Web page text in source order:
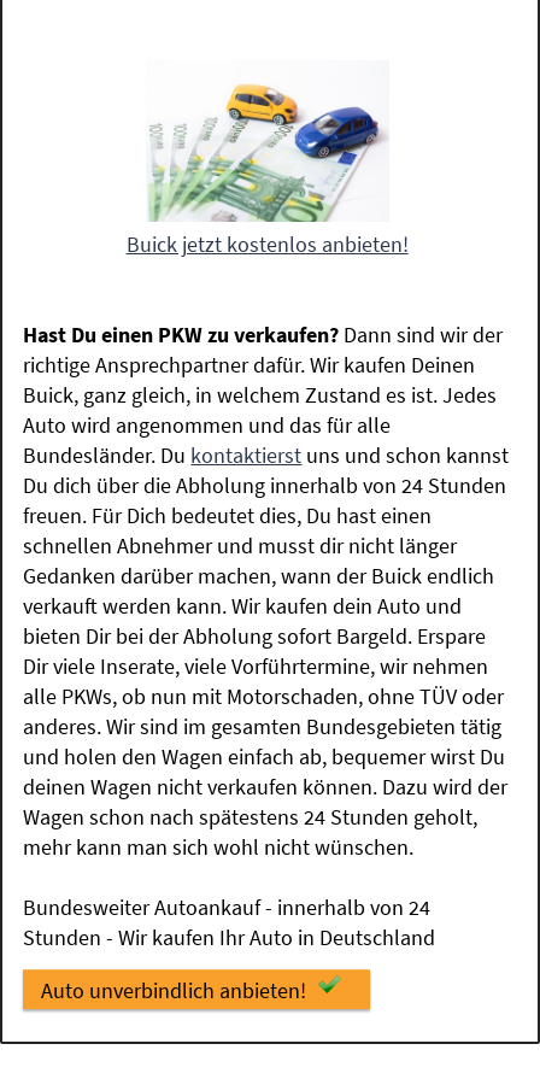
Buick jetzt kostenlos anbieten!
Hast Du einen PKW zu verkaufen? Dann sind wir der
richtige Ansprechpartner dafür. Wir kaufen Deinen
Buick, ganz gleich, in welchem Zustand es ist. Jedes
Auto wird angenommen und das für alle
Bundesländer. Du kontaktierst uns und schon kannst
Du dich über die Abholung innerhalb von 24 Stunden
freuen. Für Dich bedeutet dies, Du hast einen
schnellen Abnehmer und musst dir nicht länger
Gedanken darüber machen, wann der Buick endlich
verkauft werden kann. Wir kaufen dein Auto und
bieten Dir bei der Abholung sofort Bargeld. Erspare
Dir viele Inserate, viele Vorführtermine, wir nehmen
alle PKWs, ob nun mit Motorschaden, ohne TÜV oder
anderes. Wir sind im gesamten Bundesgebieten tätig
und holen den Wagen einfach ab, bequemer wirst Du
deinen Wagen nicht verkaufen können. Dazu wird der
Wagen schon nach spätestens 24 Stunden geholt,
mehr kann man sich wohl nicht wünschen.
Bundesweiter Autoankauf - innerhalb von 24
Stunden - Wir kaufen Ihr Auto in Deutschland
Auto unverbindlich anbieten!